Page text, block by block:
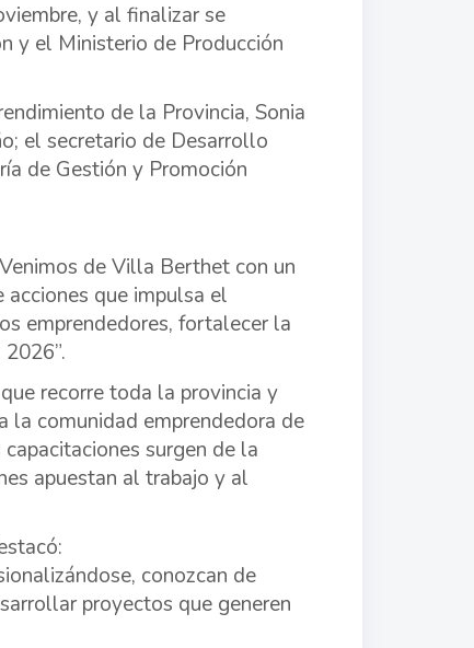
y al finalizar se
y el Ministerio de Producción
de la Provincia, Sonia
el secretario de Desarrollo
de Gestión y Promoción
de Villa Berthet con un
que impulsa el
emprendedores, fortalecer la
recorre toda la provincia y
la comunidad emprendedora de
surgen de la
apuestan al trabajo y al
conozcan de
proyectos que generen